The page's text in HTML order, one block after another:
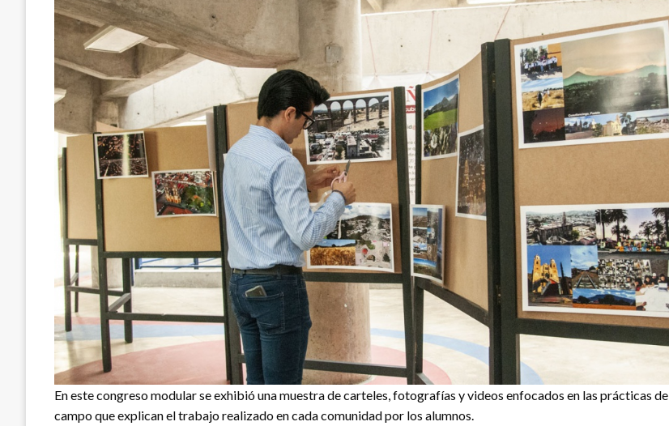
En este congreso modular se exhibió una muestra de carteles, fotografías y videos enfocados en las prácticas de
campo que explican el trabajo realizado en cada comunidad por los alumnos.